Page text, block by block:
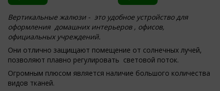
Вертикальные жалюзи - это удобное устройство для
оформления домашних интерьеров , офисов,
официальных учреждений.
Они отлично защищают помещение от солнечных лучей,
позволяют плавно регулировать световой поток.
Огромным плюсом является наличие большого количества
видов тканей.